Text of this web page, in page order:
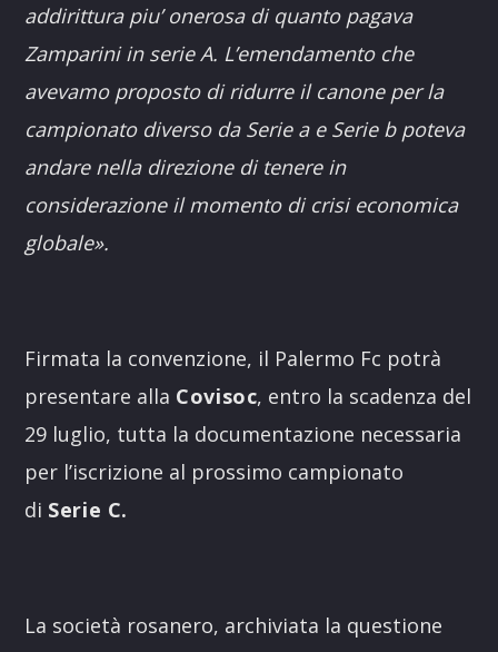
addirittura piu’ onerosa di quanto pagava
Zamparini in serie A. L’emendamento che
avevamo proposto di ridurre il canone per la
campionato diverso da Serie a e Serie b poteva
andare nella direzione di tenere in
considerazione il momento di crisi economica
globale».
Firmata la convenzione, il Palermo Fc potrà
presentare alla Covisoc, entro la scadenza del
29 luglio, tutta la documentazione necessaria
per l’iscrizione al prossimo campionato
di Serie C.
La società rosanero, archiviata la questione